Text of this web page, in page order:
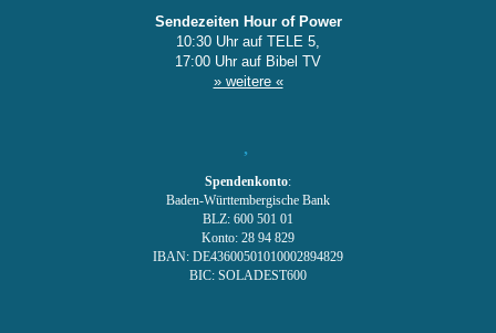
Sendezeiten Hour of Power
10:30 Uhr auf TELE 5,
17:00 Uhr auf Bibel TV
» weitere «
Spendenkonto:
Baden-Württembergische Bank
BLZ: 600 501 01
Konto: 28 94 829
IBAN: DE43600501010002894829
BIC: SOLADEST600